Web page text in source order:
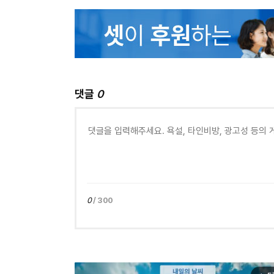
댓글 0
0/ 300